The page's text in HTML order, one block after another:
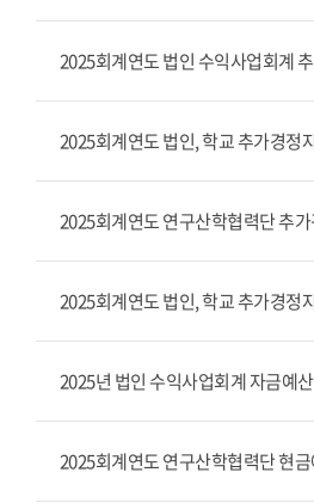
2025회계연도 법인, 학교 추가경정
2025회계연도 법인, 학교 추가경정
2025년 법인 수익사업회계 자금예
2025회계연도 연구산학협력단 현